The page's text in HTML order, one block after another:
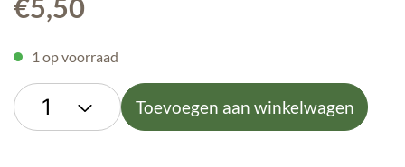
€5,50
1 op voorraad
Toevoegen aan winkelwagen